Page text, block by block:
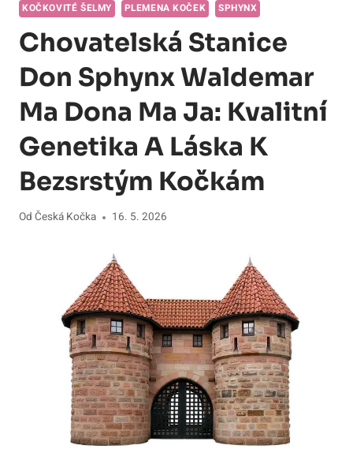
KOČKOVITÉ ŠELMY PLEMENA KOČEK SPHYNX
Chovatelská Stanice
Don Sphynx Waldemar
Ma Dona Ma Ja: Kvalitní
Genetika A Láska K
Bezsrstým Kočkám
Od Česká Kočka 16. 5. 2026